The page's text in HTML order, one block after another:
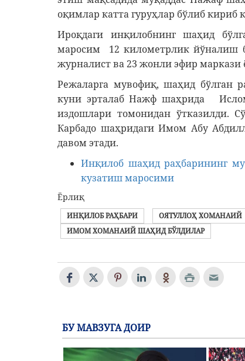
оқимлар катта гуруҳлар бўлиб кириб
Ироқдаги инқилобнинг шаҳид
маросим 12 километрлик йўналиш
журналист ва 23 жонли эфир маркази
Режаларга мувофиқ, шаҳид бўлган
куни эрталаб Нажф шаҳрида
издошлари томонидан ўтказилди.
Карбадо шаҳридаги Имом Абу
давом этади.
Инқилоб шаҳид раҳбарининг
кузатиш маросими
Ёрлиқ
ИНҚИЛОБ РАҲБАРИ ОЯТУЛЛОҲ ХОМАНАИЙ
ИМОМ ХОМАНАИЙ ШАҲИД БЎЛДИЛАР
БУ МАВЗУГА ДОИР